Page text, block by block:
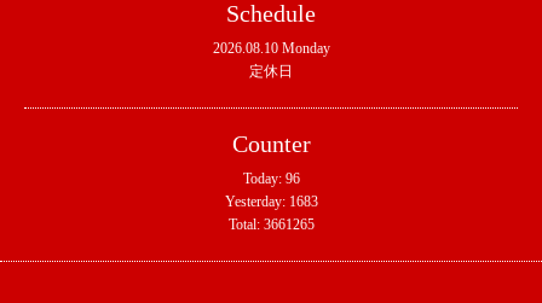
Schedule
2026.08.10 Monday
定休日
Counter
Today: 96
Yesterday: 1683
Total: 3661265